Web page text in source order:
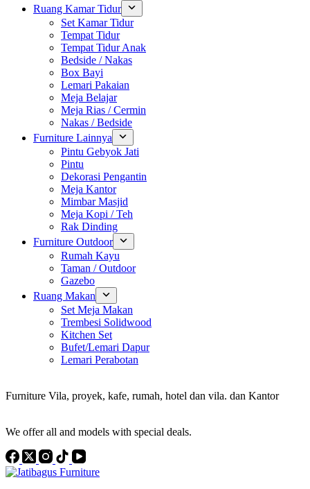
Ruang Kamar Tidur
Set Kamar Tidur
Tempat Tidur
Tempat Tidur Anak
Bedside / Nakas
Box Bayi
Lemari Pakaian
Meja Belajar
Meja Rias / Cermin
Nakas / Bedside
Furniture Lainnya
Pintu Gebyok Jati
Pintu
Dekorasi Pengantin
Meja Kantor
Mimbar Masjid
Meja Kopi / Teh
Rak Dinding
Furniture Outdoor
Rumah Kayu
Taman / Outdoor
Gazebo
Ruang Makan
Set Meja Makan
Trembesi Solidwood
Kitchen Set
Bufet/Lemari Dapur
Lemari Perabotan
Furniture Vila, proyek, kafe, rumah, hotel dan vila. dan Kantor
We offer all and models with special deals.